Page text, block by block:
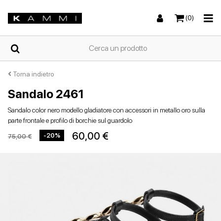
(0)
HOME
CHI
SIAMO
NEGOZI
SneakersSandali bassi
SneakersStivali e stivaletti
Torna indietro
Sandalo 2461
Sandalo color nero modello gladiatore con accessori in metallo oro sulla
parte frontale e profilo di borchie sul guardolo
75,00 € -20% 60,00 €